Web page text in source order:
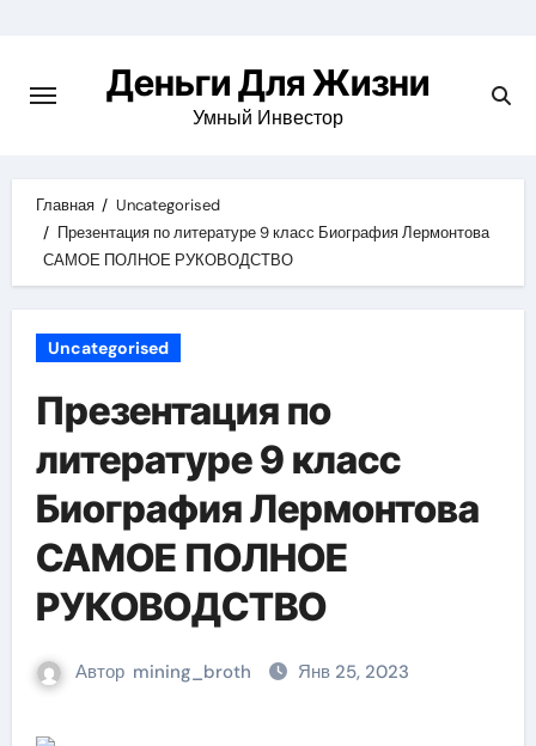
содержимомуДеньги Для Жизни
Умный Инвестор
Главная
Uncategorised
Презентация по литературе 9 класс Биография Лермонтова
САМОЕ ПОЛНОЕ РУКОВОДСТВО
Uncategorised
Презентация по
литературе 9 класс
Биография Лермонтова
САМОЕ ПОЛНОЕ
РУКОВОДСТВО
Автор mining_broth Янв 25, 2023